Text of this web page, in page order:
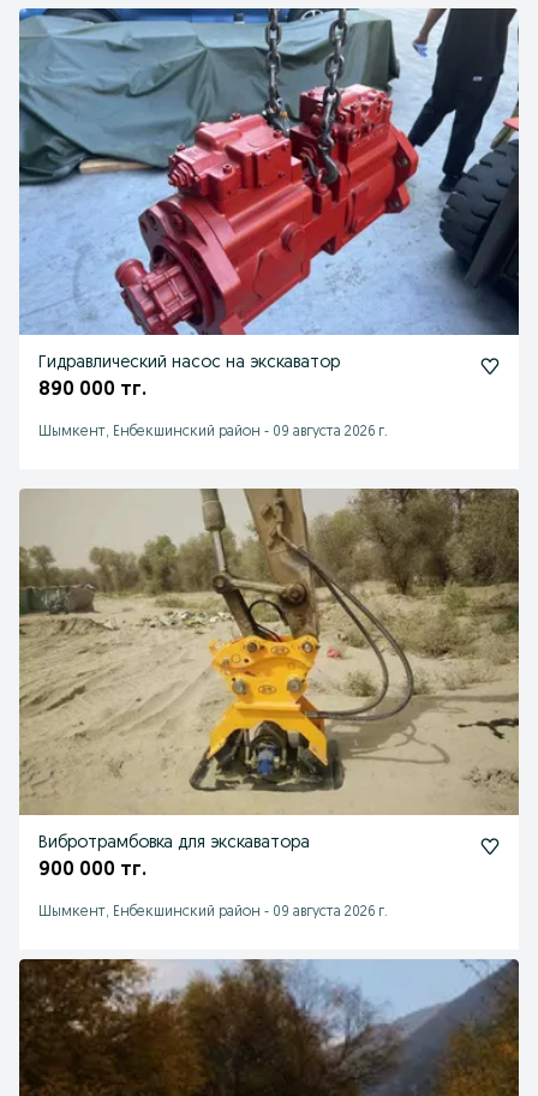
Гидравлический насос на экскаватор
890 000 тг.
Шымкент, Енбекшинский район - 09 августа 2026 г.
Вибротрамбовка для экскаватора
900 000 тг.
Шымкент, Енбекшинский район - 09 августа 2026 г.